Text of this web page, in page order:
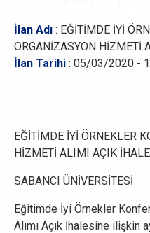
İlan Adı : EĞİTİMDE İYİ
ORGANİZASYON HİZMETİ
İlan Tarihi : 05/03/2020 -
EĞİTİMDE İYİ ÖRNEKLER K
HİZMETİ ALIMI AÇIK
SABANCI ÜNİVERSİTESİ
Eğitimde İyi Örnekler
Alımı Açık İhalesine ilişkin